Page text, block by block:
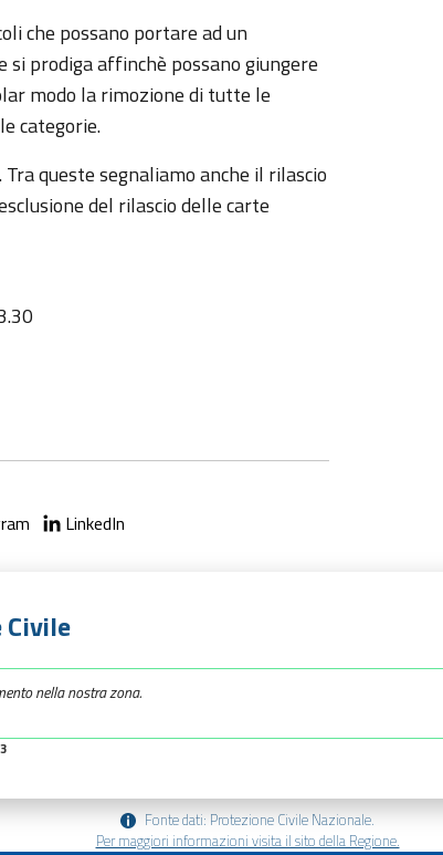
che possano portare ad un
prodiga affinchè possano giungere
modo la rimozione di tutte le
categorie.
queste segnaliamo anche il rilascio
del rilascio delle carte
LinkedIn
nella nostra zona.
Fonte dati: Protezione Civile Nazionale.
Per maggiori informazioni visita il sito della Regione.